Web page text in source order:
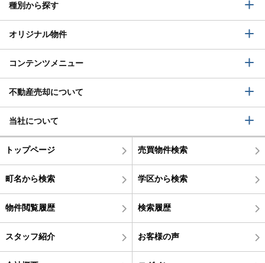
種別から探す
オリジナル物件
コンテンツメニュー
不動産売却について
当社について
トップページ 売買物件検索
町名から検索 学区から検索
物件閲覧履歴 検索履歴
スタッフ紹介 お客様の声